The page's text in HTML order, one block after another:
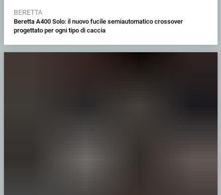
BERETTA
Beretta A400 Solo: il nuovo fucile semiautomatico crossover
progettato per ogni tipo di caccia